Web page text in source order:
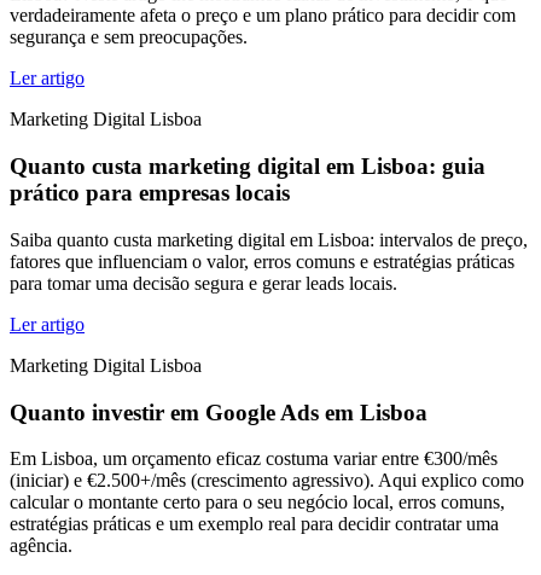
verdadeiramente afeta o preço e um plano prático para decidir com
segurança e sem preocupações.
Ler artigo
Marketing Digital Lisboa
Quanto custa marketing digital em Lisboa: guia
prático para empresas locais
Saiba quanto custa marketing digital em Lisboa: intervalos de preço,
fatores que influenciam o valor, erros comuns e estratégias práticas
para tomar uma decisão segura e gerar leads locais.
Ler artigo
Marketing Digital Lisboa
Quanto investir em Google Ads em Lisboa
Em Lisboa, um orçamento eficaz costuma variar entre €300/mês
(iniciar) e €2.500+/mês (crescimento agressivo). Aqui explico como
calcular o montante certo para o seu negócio local, erros comuns,
estratégias práticas e um exemplo real para decidir contratar uma
agência.